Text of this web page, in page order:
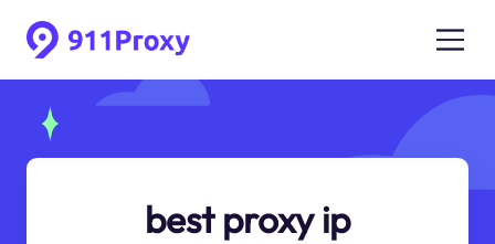
best proxy ip